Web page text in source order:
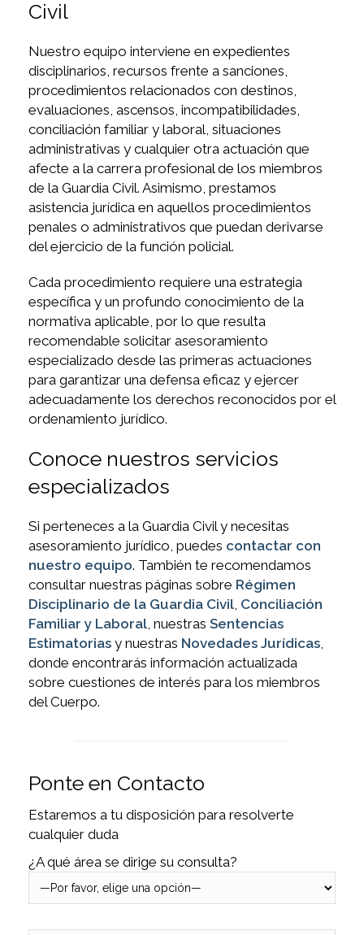
Civil
Nuestro equipo interviene en expedientes
disciplinarios, recursos frente a sanciones,
procedimientos relacionados con destinos,
evaluaciones, ascensos, incompatibilidades,
conciliación familiar y laboral, situaciones
administrativas y cualquier otra actuación que
afecte a la carrera profesional de los miembros
de la Guardia Civil. Asimismo, prestamos
asistencia jurídica en aquellos procedimientos
penales o administrativos que puedan derivarse
del ejercicio de la función policial.
Cada procedimiento requiere una estrategia
específica y un profundo conocimiento de la
normativa aplicable, por lo que resulta
recomendable solicitar asesoramiento
especializado desde las primeras actuaciones
para garantizar una defensa eficaz y ejercer
adecuadamente los derechos reconocidos por el
ordenamiento jurídico.
Conoce nuestros servicios
especializados
Si perteneces a la Guardia Civil y necesitas
asesoramiento jurídico, puedes contactar con
nuestro equipo. También te recomendamos
consultar nuestras páginas sobre Régimen
Disciplinario de la Guardia Civil Conciliación
Familiar y Laboral , nuestras Sentencias
Estimatorias y nuestras Novedades Jurídicas
donde encontrarás información actualizada
sobre cuestiones de interés para los miembros
del Cuerpo.
Ponte en Contacto
Estaremos a tu disposición para resolverte
cualquier duda
¿A qué área se dirige su consulta?